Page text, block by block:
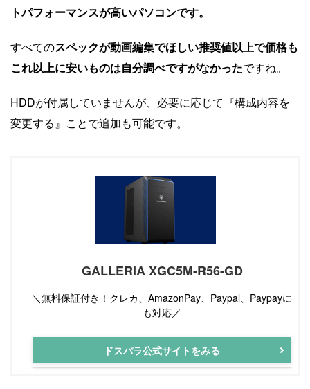
トパフォーマンスが高いパソコンです。
すべてのスペックが動画編集でほしい推奨値以上で価格も
これ以上に安いものは自分調べですがなかったですね。
HDDが付属していませんが、必要に応じて『構成内容を
変更する』ことで追加も可能です。
GALLERIA XGC5M-R56-GD
＼無料保証付き！クレカ、AmazonPay、Paypal、Paypayに
も対応／
ドスパラ公式サイトをみる